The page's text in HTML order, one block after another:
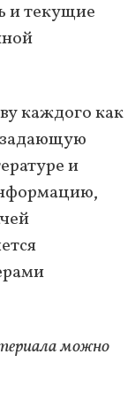
и текущие
каждого как
и
можно